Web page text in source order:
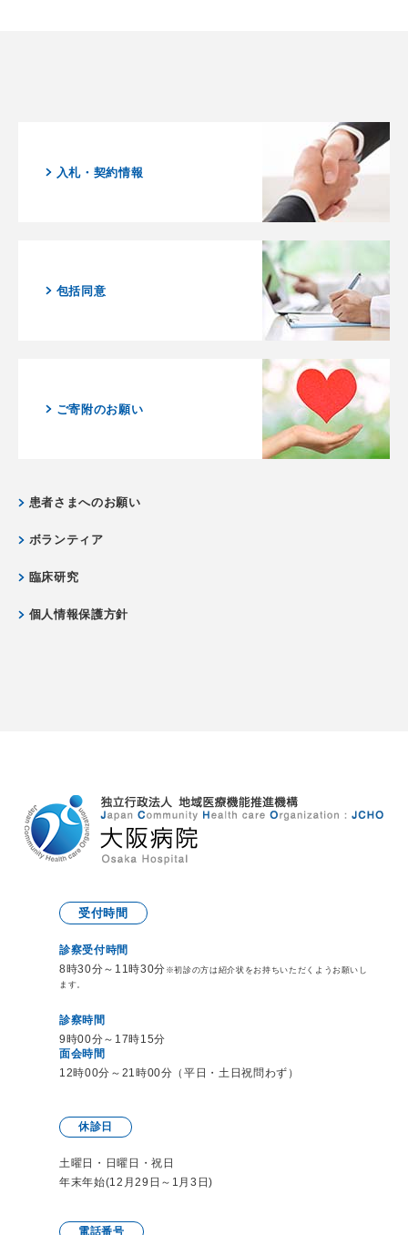
入札・契約情報
包括同意
ご寄附のお願い
患者さまへのお願い
ボランティア
臨床研究
個人情報保護方針
受付時間
診察受付時間
8時30分～11時30分 ※初診の方は紹介状をお持ちいただくようお願いし
ます。
診察時間
9時00分～17時15分
面会時間
12時00分～21時00分（平日・土日祝問わず）
休診日
土曜日・日曜日・祝日
年末年始(12月29日～1月3日)
電話番号